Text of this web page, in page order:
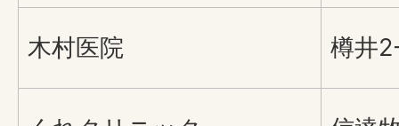
木村医院 樽井